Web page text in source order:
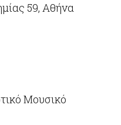
59, Αθήνα
Μουσικό